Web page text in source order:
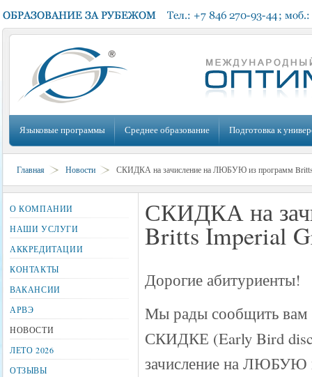
Языковые программы Среднее образование Подготовка к
Главная Новости СКИДКА на зачисление на ЛЮБУЮ из программ
СКИДКА на
Britts Imperial
Дорогие абитуриенты!
Мы рады сообщить вам
СКИДКЕ (Early Bird
зачисление на ЛЮБУЮ
О КОМПАНИИ
НАШИ УСЛУГИ
АККРЕДИТАЦИИ
КОНТАКТЫ
ВАКАНСИИ
АРВЭ
НОВОСТИ
ЛЕТО 2026
ОТЗЫВЫ